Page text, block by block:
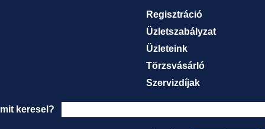
Regisztráció
Üzletszabályzat
Üzleteink
Törzsvásárló
Szervizdíjak
mit keresel?